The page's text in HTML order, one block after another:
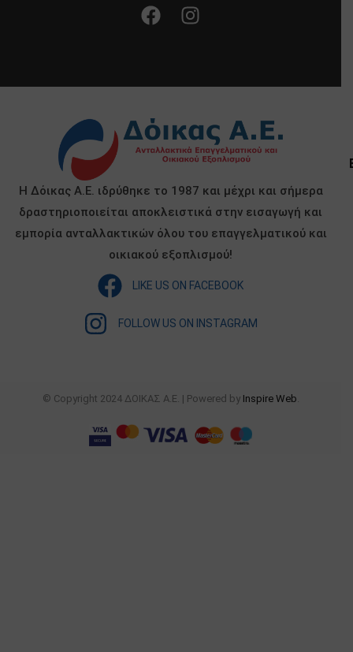
Η Δόικας Α.Ε. ιδρύθηκε το 1987 και μέχρι και σήμερα
δραστηριοποιείται αποκλειστικά στην εισαγωγή και
εμπορία ανταλλακτικών όλου του επαγγελματικού και
οικιακού εξοπλισμού!
LIKE US ON FACEBOOK
FOLLOW US ON INSTAGRAM
© Copyright 2024 ΔΟΙΚΑΣ Α.Ε. | Powered by Inspire Web.